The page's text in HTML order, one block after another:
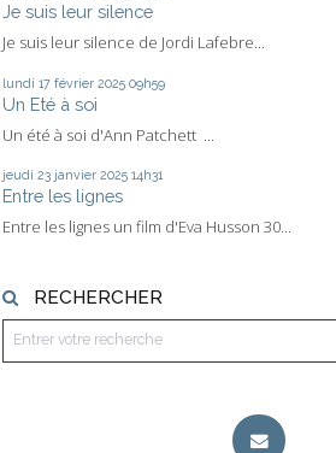
Je suis leur silence
Je suis leur silence de Jordi Lafebre...
lundi 17 février 2025 09h59
Un Eté à soi
Un été à soi d'Ann Patchett ...
jeudi 23 janvier 2025 14h31
Entre les lignes
Entre les lignes un film d'Eva Husson 30...
RECHERCHER